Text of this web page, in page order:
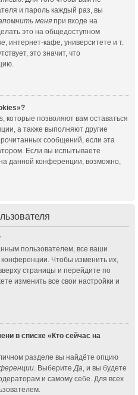
и пароль каждый раз, вы
меня при входе на
это на общедоступном
интернет-кафе, университете и т.
это значит, что
которые позволяют вам оставаться
а также выполняют другие
сообщений, если эта
Если вы испытываете
данной конференции, возможно,
пользователем, все ваши
Чтобы изменить их,
страницы и перейдите по
изменить все свои настройки и
в списке «Кто сейчас на
разделе вы найдёте опцию
. ВыберитеДа, и вы будете
и самому себе. Для всех